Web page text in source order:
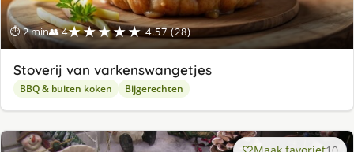
⏱ 2 min👥 4★★★★★ 4.57 (28)
Stoverij van varkenswangetjes
BBQ & buiten koken Bijgerechten